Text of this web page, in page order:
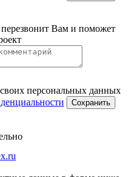
Вам и поможет
персональных данных